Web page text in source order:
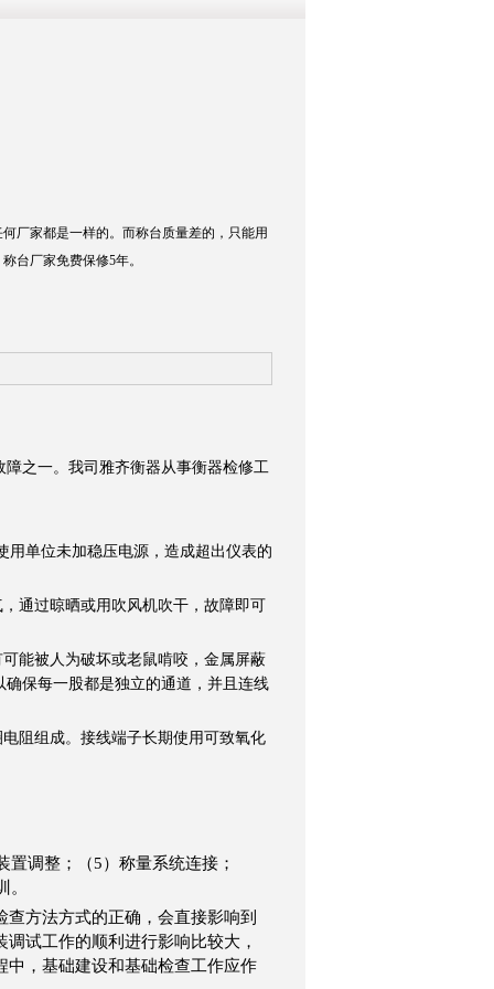
厂家都是一样的。而称台质量差的，只能用
台厂家免费保修5年。
之一。我司雅齐衡器从事衡器检修工
用单位未加稳压电源，造成超出仪表的
通过晾晒或用吹风机吹干，故障即可
能被人为破坏或老鼠啃咬，金属屏蔽
保每一股都是独立的通道，并且连线
阻组成。接线端子长期使用可致氧化
调整；（5）称量系统连接；
。
方法方式的正确，会直接影响到
试工作的顺利进行影响比较大，
中，基础建设和基础检查工作应作